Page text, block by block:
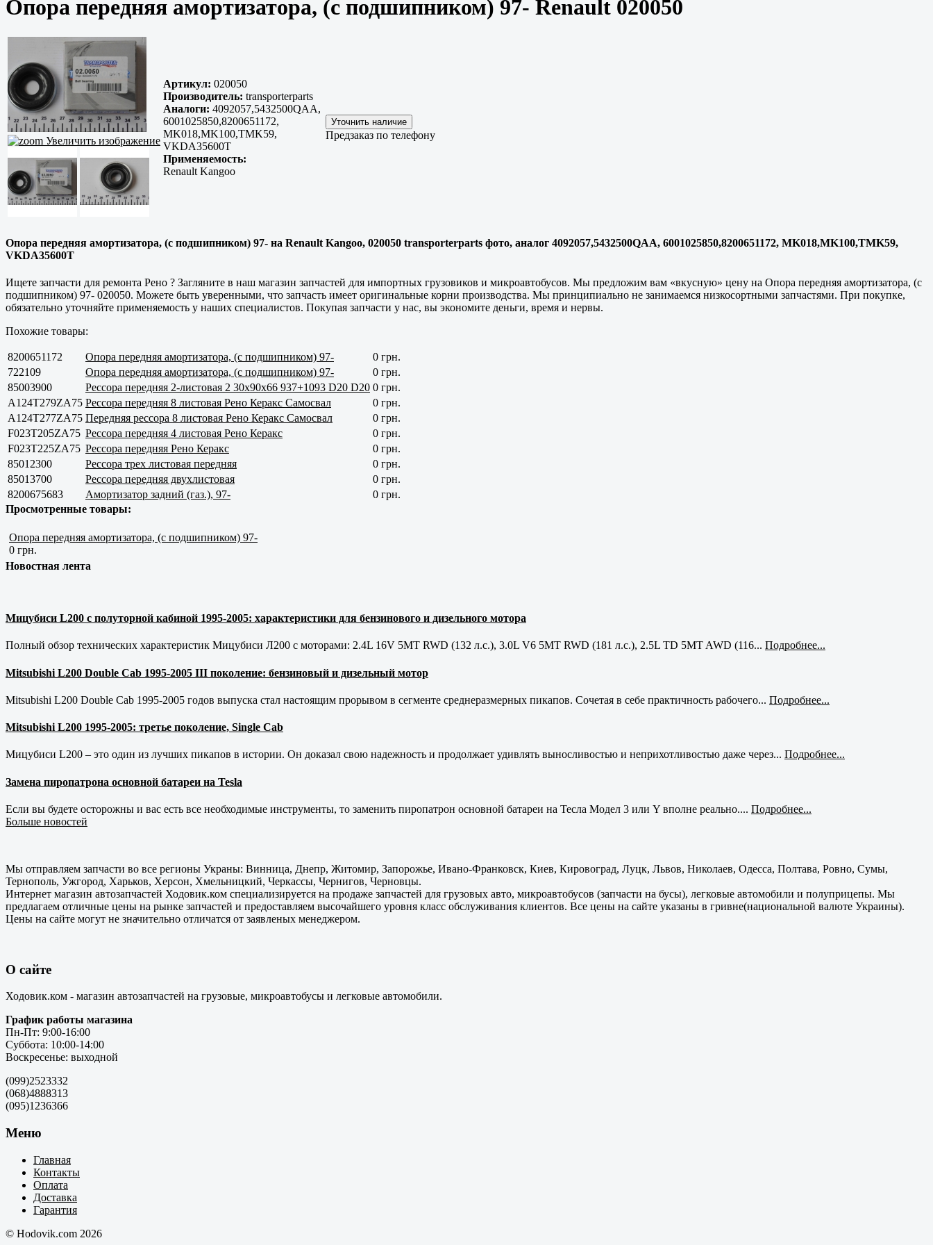
Опора передняя амортизатора, (с подшипником) 97- Renault 020050
Увеличить изображение
Артикул: 020050
Производитель: transporterparts
Аналоги: 4092057,5432500QAA,
6001025850,8200651172,
MK018,MK100,TMK59,
VKDA35600T
Применяемость:
Renault Kangoo
Предзаказ по телефону
Опора передняя амортизатора, (с подшипником) 97- на Renault Kangoo, 020050 transporterparts фото, аналог 4092057,5432500QAA, 6001025850,8200651172, MK018,MK100,TMK59,
VKDA35600T
Ищете запчасти для ремонта Рено ? Загляните в наш магазин запчастей для импортных грузовиков и микроавтобусов. Мы предложим вам «вкусную» цену на Опора передняя амортизатора, (с
подшипником) 97- 020050. Можете быть уверенными, что запчасть имеет оригинальные корни производства. Мы принципиально не занимаемся низкосортными запчастями. При покупке,
обязательно уточняйте применяемость у наших специалистов. Покупая запчасти у нас, вы экономите деньги, время и нервы.
Похожие товары:
8200651172 Опора передняя амортизатора, (с подшипником) 97-
0 грн.
722109
Опора передняя амортизатора, (с подшипником) 97-
0 грн.
85003900
Рессора передняя 2-листовая 2 30x90x66 937+1093 D20 D20 0 грн.
A124T279ZA75 Рессора передняя 8 листовая Рено Керакс Самосвал
0 грн.
A124T277ZA75 Передняя рессора 8 листовая Рено Керакс Самосвал
0 грн.
F023T205ZA75 Рессора передняя 4 листовая Рено Керакс
0 грн.
F023T225ZA75 Рессора передняя Рено Керакс
0 грн.
85012300
Рессора трех листовая передняя
0 грн.
85013700
Рессора передняя двухлистовая
0 грн.
8200675683
Амортизатор задний (газ.), 97-
0 грн.
Просмотренные товары:
Опора передняя амортизатора, (с подшипником) 97-
0 грн.
Новостная лента
Мицубиси L200 с полуторной кабиной 1995-2005: характеристики для бензинового и дизельного мотора
Полный обзор технических характеристик Мицубиси Л200 с моторами: 2.4L 16V 5MT RWD (132 л.с.), 3.0L V6 5MT RWD (181 л.с.), 2.5L TD 5MT AWD (116... Подробнее...
Mitsubishi L200 Double Cab 1995-2005 III поколение: бензиновый и дизельный мотор
Mitsubishi L200 Double Cab 1995-2005 годов выпуска стал настоящим прорывом в сегменте среднеразмерных пикапов. Сочетая в себе практичность рабочего... Подробнее...
Mitsubishi L200 1995-2005: третье поколение, Single Cab
Мицубиси L200 – это один из лучших пикапов в истории. Он доказал свою надежность и продолжает удивлять выносливостью и неприхотливостью даже через... Подробнее...
Замена пиропатрона основной батареи на Tesla
Если вы будете осторожны и вас есть все необходимые инструменты, то заменить пиропатрон основной батареи на Тесла Модел 3 или Y вполне реально.... Подробнее...
Больше новостей
Мы отправляем запчасти во все регионы Украны: Винница, Днепр, Житомир, Запорожье, Ивано-Франковск, Киев, Кировоград, Луцк, Львов, Николаев, Одесса, Полтава, Ровно, Сумы,
Тернополь, Ужгород, Харьков, Херсон, Хмельницкий, Черкассы, Чернигов, Черновцы.
Интернет магазин автозапчастей Ходовик.ком специализируется на продаже запчастей для грузовых авто, микроавтобусов (запчасти на бусы), легковые автомобили и полуприцепы. Мы
предлагаем отличные цены на рынке запчастей и предоставляем высочайшего уровня класс обслуживания клиентов. Все цены на сайте указаны в гривне(национальной валюте Украины).
Цены на сайте могут не значительно отличатся от заявленых менеджером.
О сайте
Ходовик.ком - магазин автозапчастей на грузовые, микроавтобусы и легковые автомобили.
График работы магазина
Пн-Пт: 9:00-16:00
Суббота: 10:00-14:00
Воскресенье: выходной
(099)2523332
(068)4888313
(095)1236366
Меню
Главная
Контакты
Оплата
Доставка
Гарантия
© Hodovik.com 2026